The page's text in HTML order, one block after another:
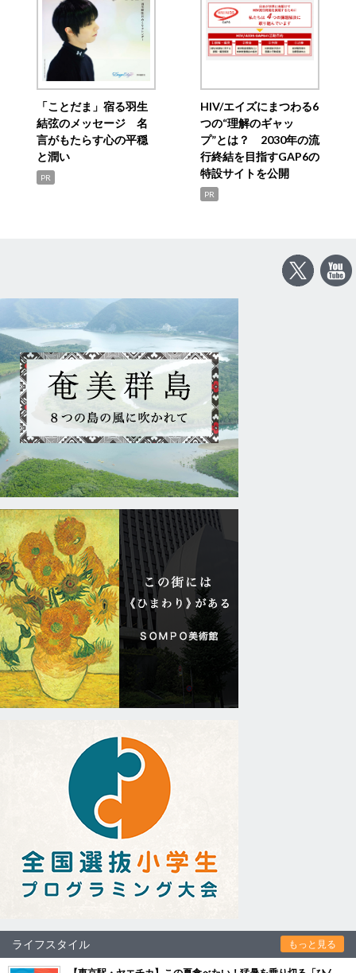
「ことだま」宿る羽生
結弦のメッセージ 名
言がもたらす心の平穏
と潤い
PR
HIV/エイズにまつわる6
つの“理解のギャッ
プ”とは？ 2030年の流
行終結を目指すGAP6の
特設サイトを公開
PR
ライフスタイル もっと見る